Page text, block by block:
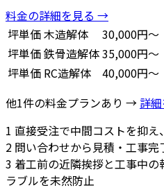
料金の詳細を見る →
坪単価木造解体
30,000円～
坪単価鉄骨造解体35,000円～
坪単価 RC造解体
40,000円～
他1件の料金プランあり → 詳
1 直接受注で中間コストを抑
2 問い合わせから見積・工事
3 着工前の近隣挨拶と工事中
ラブルを未然防止